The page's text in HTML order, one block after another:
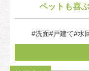
ペットも喜
#洗面#戸建て#水